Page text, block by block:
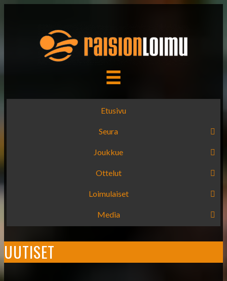
Etusivu
Seura
Joukkue
Ottelut
Loimulaiset
Media
UUTISET